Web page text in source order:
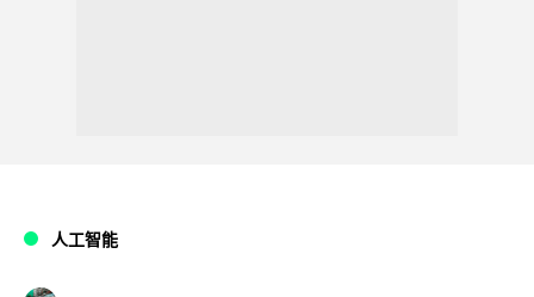
人工智能